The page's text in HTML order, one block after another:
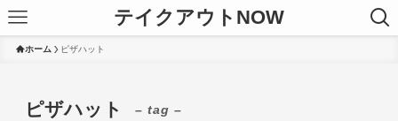
テイクアウトNOW
ホーム ピザハット
ピザハット – tag –